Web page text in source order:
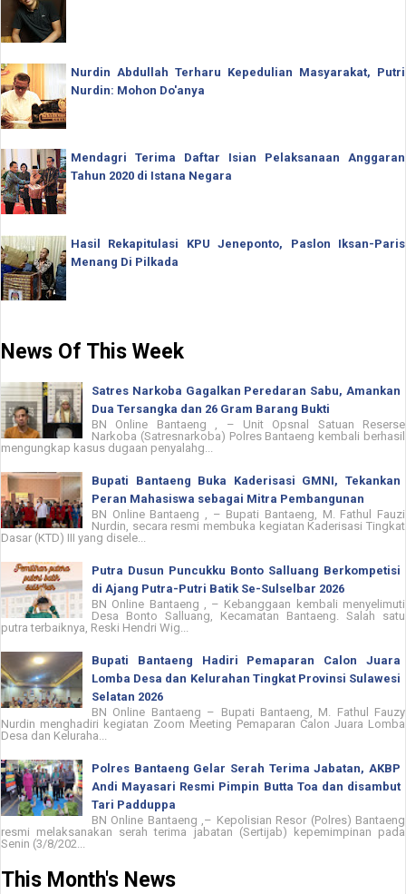
Nurdin Abdullah Terharu Kepedulian Masyarakat, Putri
Nurdin: Mohon Do'anya
Mendagri Terima Daftar Isian Pelaksanaan Anggaran
Tahun 2020 di Istana Negara
Hasil Rekapitulasi KPU Jeneponto, Paslon Iksan-Paris
Menang Di Pilkada
News Of This Week
Satres Narkoba Gagalkan Peredaran Sabu, Amankan
Dua Tersangka dan 26 Gram Barang Bukti
BN Online Bantaeng , – Unit Opsnal Satuan Reserse
Narkoba (Satresnarkoba) Polres Bantaeng kembali berhasil
mengungkap kasus dugaan penyalahg...
Bupati Bantaeng Buka Kaderisasi GMNI, Tekankan
Peran Mahasiswa sebagai Mitra Pembangunan
BN Online Bantaeng , – Bupati Bantaeng, M. Fathul Fauzi
Nurdin, secara resmi membuka kegiatan Kaderisasi Tingkat
Dasar (KTD) III yang disele...
Putra Dusun Puncukku Bonto Salluang Berkompetisi
di Ajang Putra-Putri Batik Se-Sulselbar 2026
BN Online Bantaeng , – Kebanggaan kembali menyelimuti
Desa Bonto Salluang, Kecamatan Bantaeng. Salah satu
putra terbaiknya, Reski Hendri Wig...
Bupati Bantaeng Hadiri Pemaparan Calon Juara
Lomba Desa dan Kelurahan Tingkat Provinsi Sulawesi
Selatan 2026
BN Online Bantaeng – Bupati Bantaeng, M. Fathul Fauzy
Nurdin menghadiri kegiatan Zoom Meeting Pemaparan Calon Juara Lomba
Desa dan Keluraha...
Polres Bantaeng Gelar Serah Terima Jabatan, AKBP
Andi Mayasari Resmi Pimpin Butta Toa dan disambut
Tari Padduppa
BN Online Bantaeng ,– Kepolisian Resor (Polres) Bantaeng
resmi melaksanakan serah terima jabatan (Sertijab) kepemimpinan pada
Senin (3/8/202...
This Month's News